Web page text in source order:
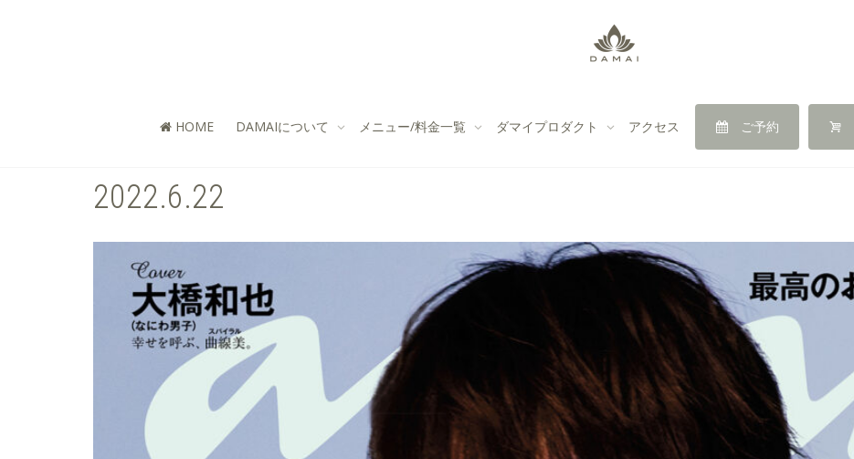
HOME DAMAIについて メニュー/料金一覧 ダマイプロダクト アクセス ご予約
2022.6.22